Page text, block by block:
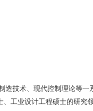
技术、现代控制理论等
工业设计工程硕士的研究